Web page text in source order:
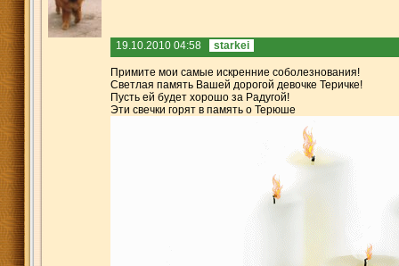
19.10.2010 04:58 starkei
Примите мои самые искренние соболезнования!
Светлая память Вашей дорогой девочке Теричке!
Пусть ей будет хорошо за Радугой!
Эти свечки горят в память о Терюше